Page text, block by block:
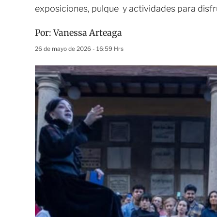
exposiciones, pulque y actividades para
Por:Vanessa Arteaga
26 de mayo de 2026 - 16:59 Hrs